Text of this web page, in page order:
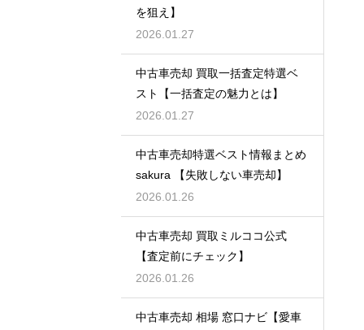
を狙え】
2026.01.27
中古車売却 買取一括査定特選ベ
スト【一括査定の魅力とは】
2026.01.27
中古車売却特選ベスト情報まとめ
sakura 【失敗しない車売却】
2026.01.26
中古車売却 買取ミルココ公式
【査定前にチェック】
2026.01.26
中古車売却 相場 窓口ナビ【愛車